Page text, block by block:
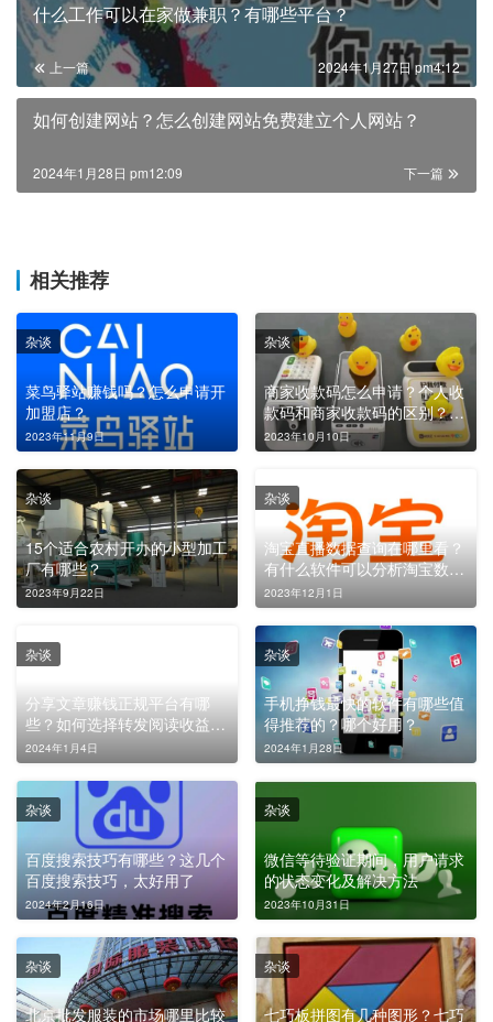
什么工作可以在家做兼职？有哪些平台？
上一篇 2024年1月27日 pm4:12
如何创建网站？怎么创建网站免费建立个人网站？
下一篇
2024年1月28日 pm12:09
相关推荐
菜鸟驿站赚钱吗？怎么申请开
加盟店？
2023年11月9日
杂谈
商家收款码怎么申请？个人收
款码和商家收款码的区别？使
用商家收款码的好处？
2023年10月10日
杂谈
15个适合农村开办的小型加工
厂有哪些？
2023年9月22日
杂谈
淘宝直播数据查询在哪里看？
有什么软件可以分析淘宝数
据？
2023年12月1日
杂谈
分享文章赚钱正规平台有哪
些？如何选择转发阅读收益高
的平台？
2024年1月4日
杂谈
手机挣钱最快的软件有哪些值
得推荐的？哪个好用？
2024年1月28日
杂谈
百度搜索技巧有哪些？这几个
百度搜索技巧，太好用了
2024年2月16日
杂谈
微信等待验证期间，用户请求
的状态变化及解决方法
2023年10月31日
杂谈
北京批发服装的市场哪里比较
杂谈
七巧板拼图有几种图形？七巧
杂谈